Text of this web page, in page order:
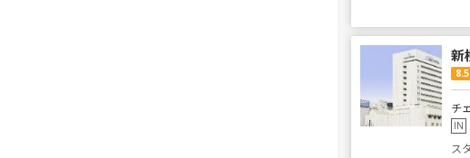
新
8.5
チ
IN
ス